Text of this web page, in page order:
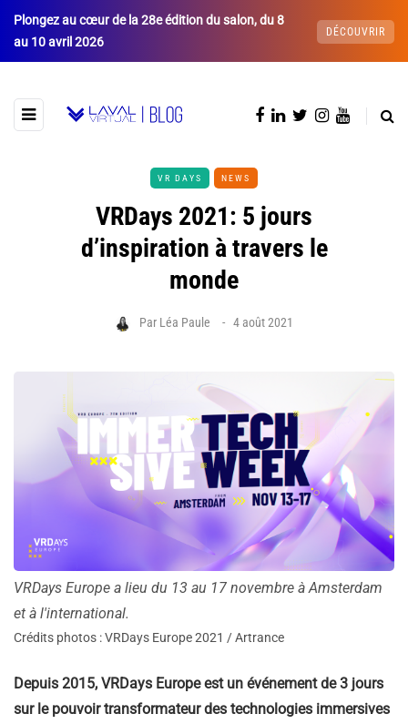
Plongez au cœur de la 28e édition du salon, du 8
au 10 avril 2026
DÉCOUVRIR
VR DAYS NEWS
VRDays 2021: 5 jours
d’inspiration à travers le
monde
Par Léa Paule 4 août 2021
VRDays Europe a lieu du 13 au 17 novembre à Amsterdam
et à l'international.
Crédits photos : VRDays Europe 2021 / Artrance
Depuis 2015, VRDays Europe est un événement de 3 jours
sur le pouvoir transformateur des technologies immersives